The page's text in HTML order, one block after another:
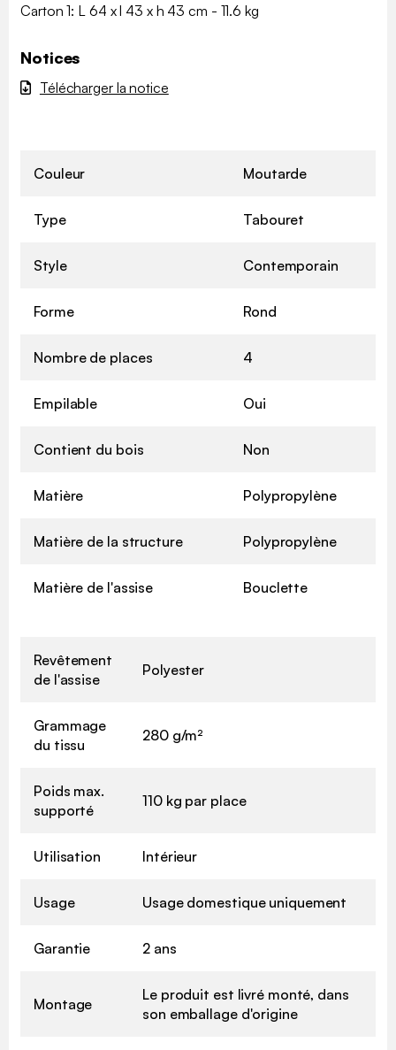
Carton 1: L 64 x l 43 x h 43 cm - 11.6 kg
Notices
Télécharger la notice
Couleur Moutarde
Type Tabouret
Style Contemporain
Forme Rond
Nombre de places 4
Empilable Oui
Contient du bois Non
Matière Polypropylène
Matière de la structure Polypropylène
Matière de l'assise Bouclette
Revêtement
de l'assise
Polyester
Grammage
du tissu
280 g/m²
Poids max.
supporté
110 kg par place
Utilisation Intérieur
Usage Usage domestique uniquement
Garantie 2 ans
Montage
Le produit est livré monté, dans
son emballage d'origine